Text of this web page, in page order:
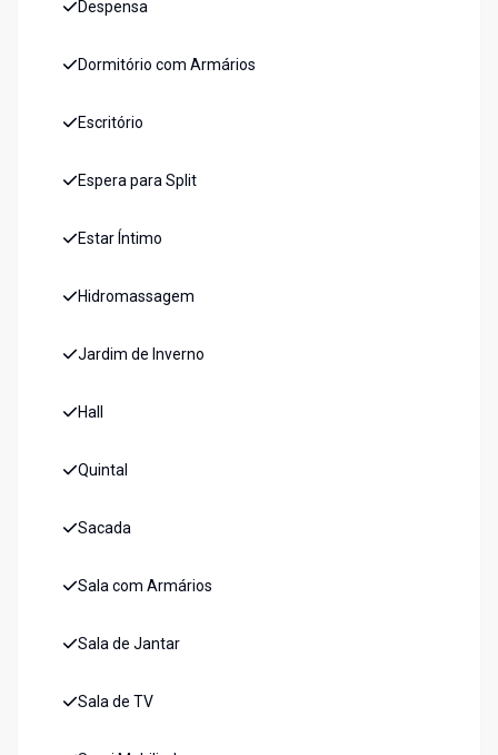
Despensa
Dormitório com Armários
Escritório
Espera para Split
Estar Íntimo
Hidromassagem
Jardim de Inverno
Hall
Quintal
Sacada
Sala com Armários
Sala de Jantar
Sala de TV